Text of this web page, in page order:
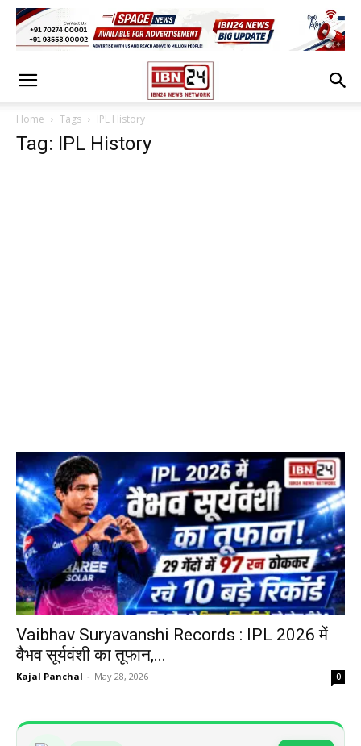
Home Tags IPL History
Tag: IPL History
Vaibhav Suryavanshi Records : IPL 2026 में
वैभव सूर्यवंशी का तूफान,...
Kajal Panchal - May 28, 2026 0